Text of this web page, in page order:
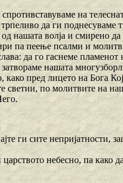
на
да ги поднесуваме
нашата волја и смирено да
па пеење псалми и
да го гаснеме пламенот
нашата
пред лицето на Бога
светии, по молитвите на
ги сите непријатности,
небесно, па како